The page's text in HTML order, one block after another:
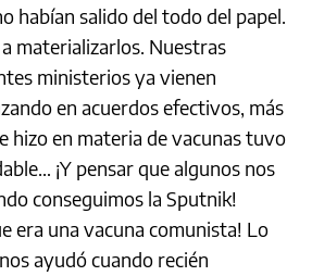
habían salido del todo del papel.
materializarlos. Nuestras
ministerios ya vienen
en acuerdos efectivos, más
hizo en materia de vacunas tuvo
¡Y pensar que algunos nos
conseguimos la Sputnik!
era una vacuna comunista! Lo
ayudó cuando recién